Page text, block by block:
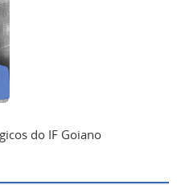
do IF Goiano